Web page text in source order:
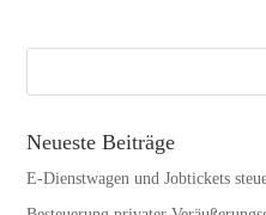
Neueste Beiträge
E-Dienstwagen und Jobtickets